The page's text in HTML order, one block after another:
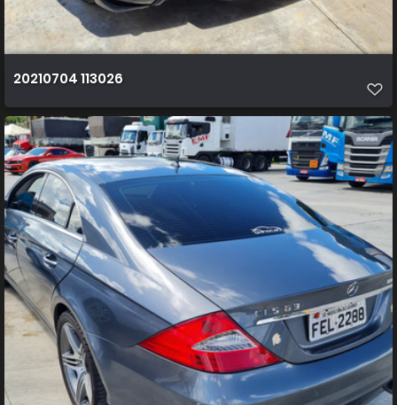
20210704 113026